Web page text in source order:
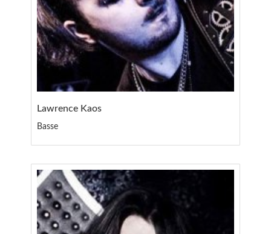
Lawrence Kaos
Basse